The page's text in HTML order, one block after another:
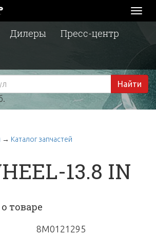
Дилеры
Пресс-центр
Найти
→ Каталог запчастей
13.8 IN
товаре
8M0121295